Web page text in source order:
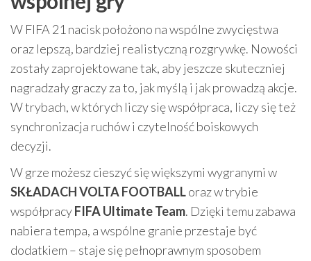
W FIFA 21 nacisk położono na wspólne zwycięstwa
oraz lepszą, bardziej realistyczną rozgrywkę. Nowości
zostały zaprojektowane tak, aby jeszcze skuteczniej
nagradzały graczy za to, jak myślą i jak prowadzą akcje.
W trybach, w których liczy się współpraca, liczy się też
synchronizacja ruchów i czytelność boiskowych
decyzji.
W grze możesz cieszyć się większymi wygranymi w
SKŁADACH VOLTA FOOTBALLoraz w trybie
współpracyFIFA Ultimate Team. Dzięki temu zabawa
nabiera tempa, a wspólne granie przestaje być
dodatkiem – staje się pełnoprawnym sposobem